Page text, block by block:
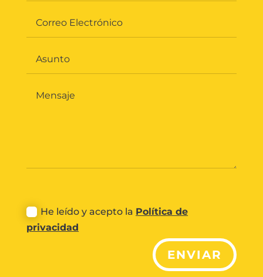
He leído y acepto la Política de
privacidad
ENVIAR